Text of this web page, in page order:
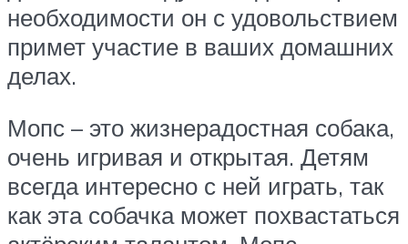
необходимости он с удовольствием
примет участие в ваших домашних
делах.
Мопс – это жизнерадостная собака,
очень игривая и открытая. Детям
всегда интересно с ней играть, так
как эта собачка может похвастаться